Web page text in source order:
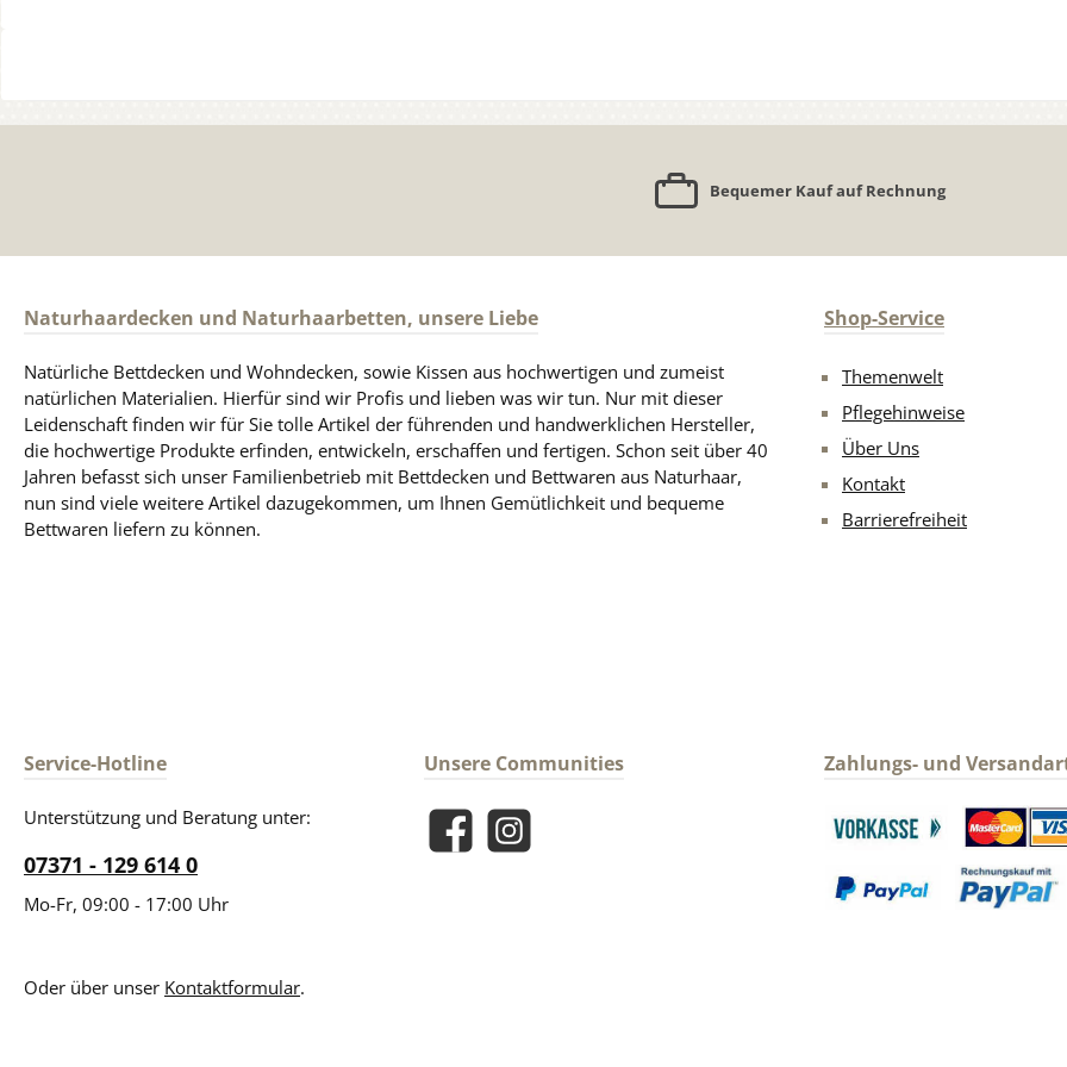
Bequemer Kauf auf Rechnung
Naturhaardecken und Naturhaarbetten, unsere Liebe
Natürliche Bettdecken und Wohndecken, sowie Kissen aus hochwertigen und zumeist
natürlichen Materialien. Hierfür sind wir Profis und lieben was wir tun. Nur mit dieser
Leidenschaft finden wir für Sie tolle Artikel der führenden und handwerklichen Hersteller,
die hochwertige Produkte erfinden, entwickeln, erschaffen und fertigen. Schon seit über 40
Jahren befasst sich unser Familienbetrieb mit Bettdecken und Bettwaren aus Naturhaar,
nun sind viele weitere Artikel dazugekommen, um Ihnen Gemütlichkeit und bequeme
Bettwaren liefern zu können.
Shop-Service
Themenwelt
Pflegehinweise
Über Uns
Kontakt
Barrierefreiheit
Service-Hotline
Unterstützung und Beratung unter:
07371 - 129 614 0
Mo-Fr, 09:00 - 17:00 Uhr
Oder über unser Kontaktformular.
Unsere Communities
FacebookInstagram
Zahlungs- und
Benutzerdefiniertes Bild 1